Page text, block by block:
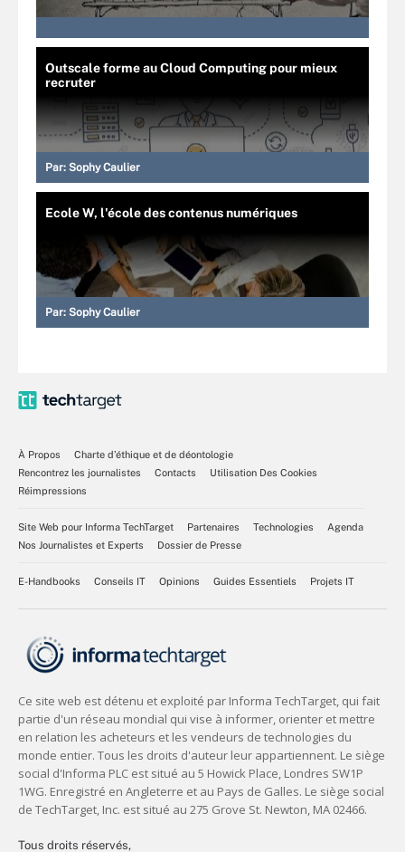
Outscale forme au Cloud Computing pour mieux
recruter
Par: Sophy Caulier
Ecole W, l'école des contenus numériques
Par: Sophy Caulier
À Propos
Charte d’éthique et de déontologie
Rencontrez les journalistes
Contacts
Utilisation Des Cookies
Réimpressions
Site Web pour Informa TechTarget Partenaires Technologies
Agenda
Nos Journalistes et Experts
Dossier de Presse
E-Handbooks Conseils IT Opinions Guides Essentiels Projets IT
Tous droits réservés,